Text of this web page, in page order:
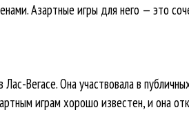
Азартные игры для него — это
Вегасе. Она участвовала в
играм хорошо известен, и она